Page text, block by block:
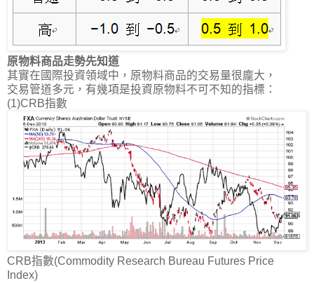
原物料商品走勢先知道
其實在國際投資領域中，原物料商品的交易量很龐大，
交易管道多元，有幾項是投資原物料不可不知的指標：
(1)CRB指數
CRB指數(Commodity Research Bureau Futures Price
Index)